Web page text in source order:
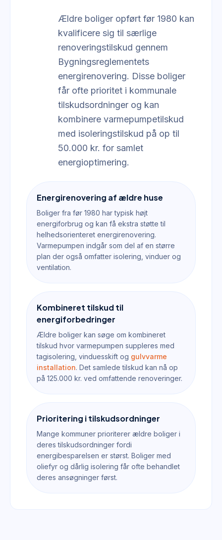
Ældre boliger opført før 1980 kan
kvalificere sig til særlige
renoveringstilskud gennem
Bygningsreglementets
energirenovering. Disse boliger
får ofte prioritet i kommunale
tilskudsordninger og kan
kombinere varmepumpetilskud
med isoleringstilskud på op til
50.000 kr. for samlet
energioptimering.
Energirenovering af ældre huse
Boliger fra før 1980 har typisk højt
energiforbrug og kan få ekstra støtte til
helhedsorienteret energirenovering.
Varmepumpen indgår som del af en større
plan der også omfatter isolering, vinduer og
ventilation.
Kombineret tilskud til
energiforbedringer
Ældre boliger kan søge om kombineret
tilskud hvor varmepumpen suppleres med
tagisolering, vinduesskift og gulvvarme
installation. Det samlede tilskud kan nå op
på 125.000 kr. ved omfattende renoveringer.
Prioritering i tilskudsordninger
Mange kommuner prioriterer ældre boliger i
deres tilskudsordninger fordi
energibesparelsen er størst. Boliger med
oliefyr og dårlig isolering får ofte behandlet
deres ansøgninger først.